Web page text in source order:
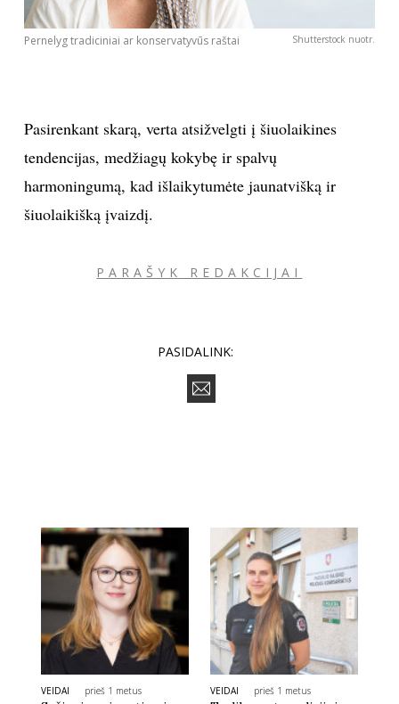
Pernelyg tradiciniai ar konservatyvūs raštai Shutterstock nuotr.
Pasirenkant skarą, verta atsižvelgti į šiuolaikines
tendencijas, medžiagų kokybę ir spalvų
harmoningumą, kad išlaikytumėte jaunatvišką ir
šiuolaikišką įvaizdį.
PARAŠYK REDAKCIJAI
PASIDALINK:
VEIDAI prieš 1 metus VEIDAI prieš 1 metus